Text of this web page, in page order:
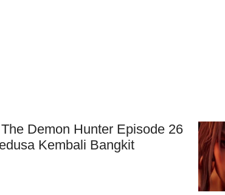
Demon Hunter Episode 26
Kembali Bangkit